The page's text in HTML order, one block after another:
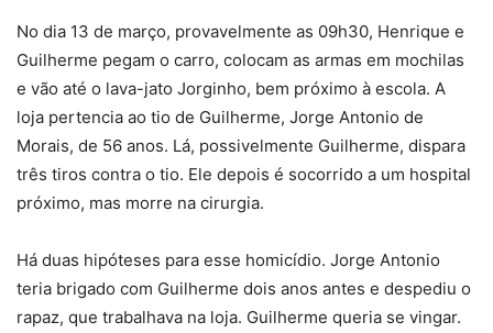
No dia 13 de março, provavelmente as 09h30, Henrique e
Guilherme pegam o carro, colocam as armas em mochilas
e vão até o lava-jato Jorginho, bem próximo à escola. A
loja pertencia ao tio de Guilherme, Jorge Antonio de
Morais, de 56 anos. Lá, possivelmente Guilherme, dispara
três tiros contra o tio. Ele depois é socorrido a um hospital
próximo, mas morre na cirurgia.
Há duas hipóteses para esse homicídio. Jorge Antonio
teria brigado com Guilherme dois anos antes e despediu o
rapaz, que trabalhava na loja. Guilherme queria se vingar.